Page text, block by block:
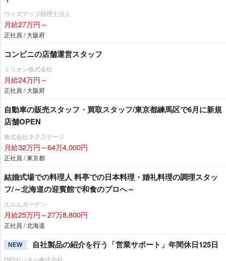
ウィズアップ税理士法人
月給27万円～
正社員 / 大阪府
コンビニの店舗運営スタッフ
ミリオン株式会社
月給24万円～
正社員 / 大阪府
自動車の販売スタッフ・買取スタッフ/東京都練馬区で6月に新規
店舗OPEN
株式会社ネクステージ
月給32万円～64万4,000円
正社員 / 東京都
結婚式場での料理人 料亭での日本料理・婚礼料理の調理スタッ
フ/～北海道の迎賓館で和食のプロへ～
エルムガーデン
月給25万円～27万8,800円
正社員 / 北海道
NEW 自社製品の紹介を行う「営業サポート」年間休日125日
DIOデジタル株式会社